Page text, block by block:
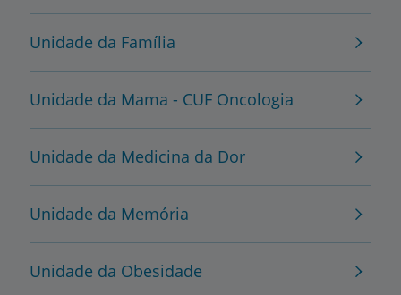
Unidade da Família
Unidade da Mama - CUF Oncologia
Unidade da Medicina da Dor
Unidade da Memória
Unidade da Obesidade